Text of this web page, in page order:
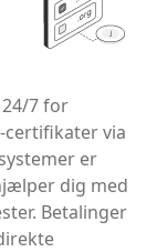
7 for
certifikater via
er
dig med
Betalinger